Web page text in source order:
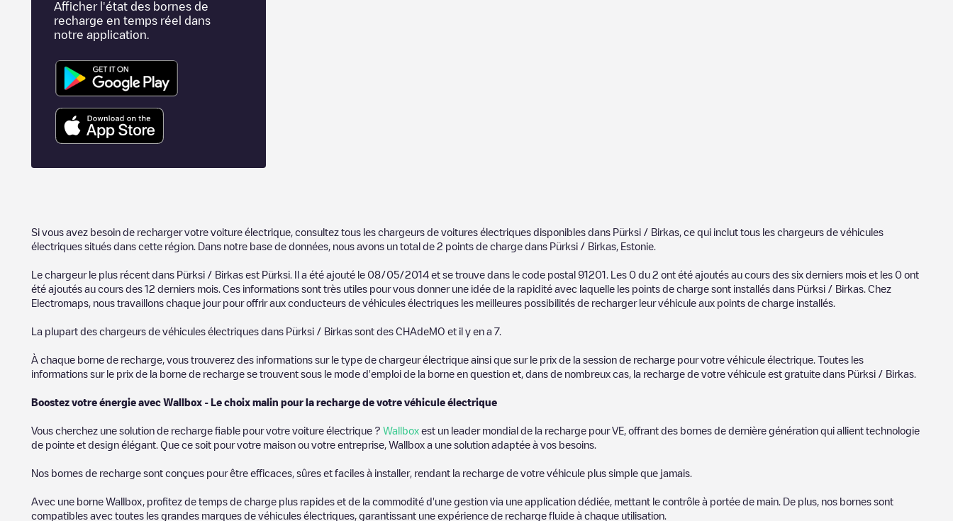
Afficher l'état des bornes de
recharge en temps réel dans
notre application.
Si vous avez besoin de recharger votre voiture électrique, consultez tous les chargeurs de voitures électriques disponibles dans Pürksi / Birkas , ce qui inclut tous les chargeurs de véhicules
électriques situés dans cette région. Dans notre base de données, nous avons un total de 2 points de charge dans Pürksi / Birkas Estonie
Le chargeur le plus récent dans Pürksi / Birkas est Pürksi . Il a été ajouté le 08/05/2014 et se trouve dans le code postal 91201 . Les 0 du 2 ont été ajoutés au cours des six derniers mois et les 0 ont
été ajoutés au cours des 12 derniers mois. Ces informations sont très utiles pour vous donner une idée de la rapidité avec laquelle les points de charge sont installés dans Pürksi / Birkas . Chez
Electromaps, nous travaillons chaque jour pour offrir aux conducteurs de véhicules électriques les meilleures possibilités de recharger leur véhicule aux points de charge installés.
La plupart des chargeurs de véhicules électriques dans Pürksi / Birkas sont des CHAdeMO et il y en a 7.
À chaque borne de recharge, vous trouverez des informations sur le type de chargeur électrique ainsi que sur le prix de la session de recharge pour votre véhicule électrique. Toutes les
informations sur le prix de la borne de recharge se trouvent sous le mode d'emploi de la borne en question et, dans de nombreux cas, la recharge de votre véhicule est gratuite dans Pürksi / Birkas
Boostez votre énergie avec Wallbox - Le choix malin pour la recharge de votre véhicule électrique
Vous cherchez une solution de recharge fiable pour votre voiture électrique ? Wallbox est un leader mondial de la recharge pour VE, offrant des bornes de dernière génération qui allient technologie
de pointe et design élégant. Que ce soit pour votre maison ou votre entreprise, Wallbox a une solution adaptée à vos besoins.
Nos bornes de recharge sont conçues pour être efficaces, sûres et faciles à installer, rendant la recharge de votre véhicule plus simple que jamais.
Avec une borne Wallbox, profitez de temps de charge plus rapides et de la commodité d'une gestion via une application dédiée, mettant le contrôle à portée de main. De plus, nos bornes sont
compatibles avec toutes les grandes marques de véhicules électriques, garantissant une expérience de recharge fluide à chaque utilisation.